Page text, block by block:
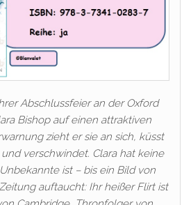
Abschlussfeier an der Oxford
Bishop auf einen attraktiven
zieht er sie an sich, küsst
verschwindet. Clara hat keine
ist – bis ein Bild von
auftaucht: Ihr heißer Flirt ist